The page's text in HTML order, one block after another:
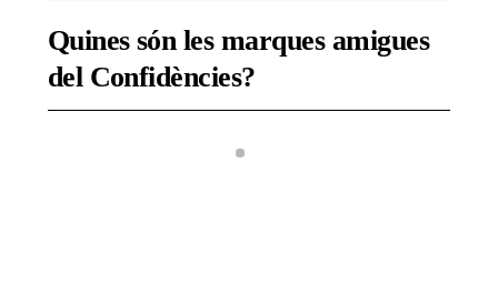
Quines són les marques amigues
del Confidències?